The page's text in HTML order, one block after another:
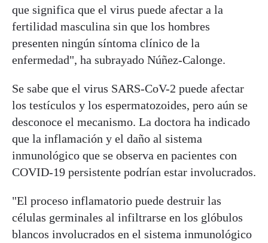
que significa que el virus puede afectar a la
fertilidad masculina sin que los hombres
presenten ningún síntoma clínico de la
enfermedad", ha subrayado Núñez-Calonge.
Se sabe que el virus SARS-CoV-2 puede afectar
los testículos y los espermatozoides, pero aún se
desconoce el mecanismo. La doctora ha indicado
que la inflamación y el daño al sistema
inmunológico que se observa en pacientes con
COVID-19 persistente podrían estar involucrados.
"El proceso inflamatorio puede destruir las
células germinales al infiltrarse en los glóbulos
blancos involucrados en el sistema inmunológico